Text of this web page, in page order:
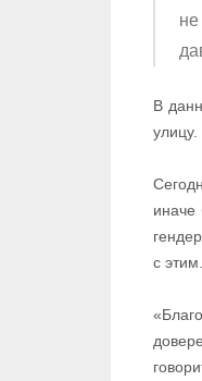
В
улицу.
иначе
с этим.